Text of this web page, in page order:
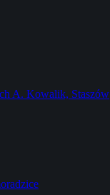
A. Kowalik, Staszów